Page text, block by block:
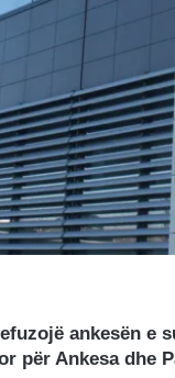
ankesën
për Ankesa dhe